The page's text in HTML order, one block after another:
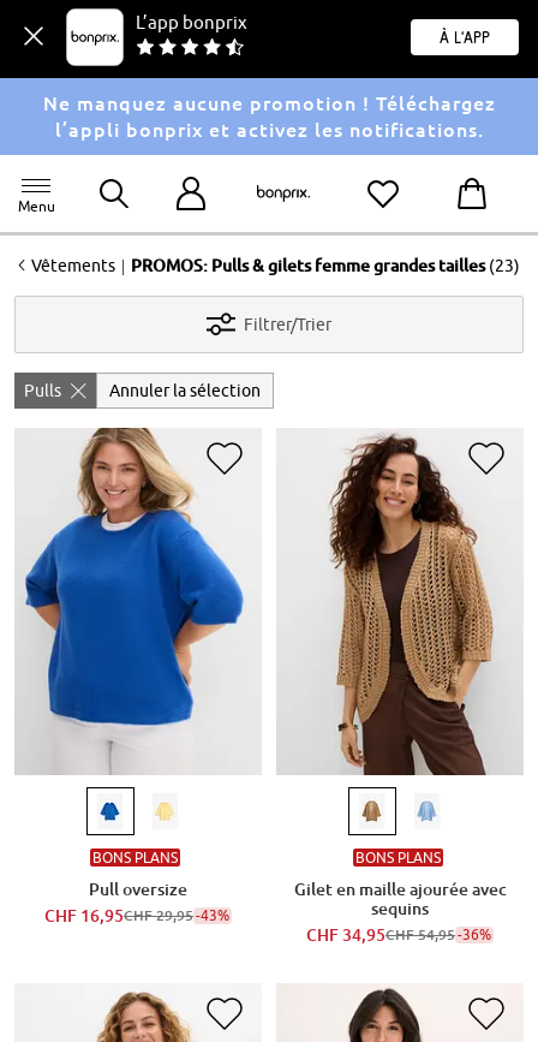
L’app bonprix
À l'app
Ne manquez aucune promotion ! Téléchargez
l’appli bonprix et activez les notifications.
Menu
<Vêtements | PROMOS: Pulls & gilets femme grandes tailles (23)
Filtrer/Trier
Pulls Annuler la sélection
BONS PLANS
Pull oversize
CHF 16,95CHF 29,95-43%
BONS PLANS
Gilet en maille ajourée avec
sequins
CHF 34,95CHF 54,95-36%